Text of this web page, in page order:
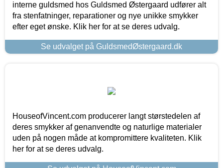
interne guldsmed hos Guldsmed Østergaard udfører alt
fra stenfatninger, reparationer og nye unikke smykker
efter eget ønske. Klik her for at se deres udvalg.
Se udvalget på GuldsmedØstergaard.dk
HouseofVincent.com producerer langt størstedelen af
deres smykker af genanvendte og naturlige materialer
uden på nogen måde at kompromittere kvaliteten. Klik
her for at se deres udvalg.